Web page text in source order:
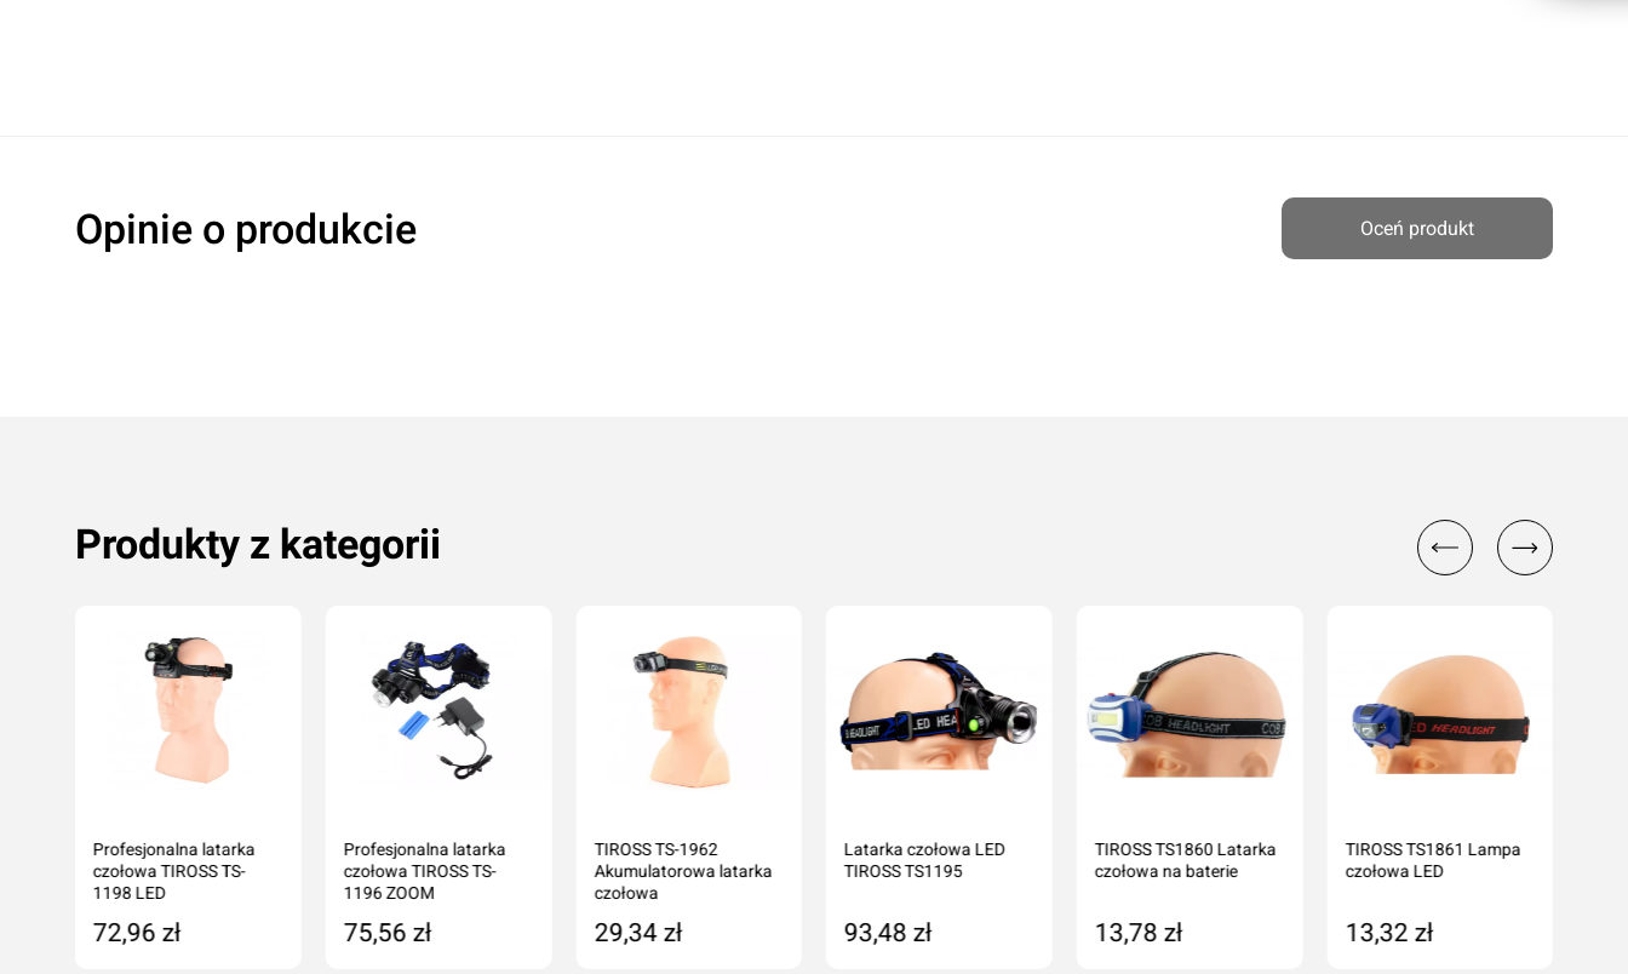
Opinie o produkcie Oceń produkt
Dodaj ocenę
Produkty z kategorii
Profesjonalna latarka
czołowa TIROSS TS-
1198 LED
72,96 zł
Profesjonalna latarka
czołowa TIROSS TS-
1196 ZOOM
75,56 zł
TIROSS TS-1962
Akumulatorowa latarka
czołowa
29,34 zł
Latarka czołowa LED
TIROSS TS1195
93,48 zł
TIROSS TS1860 Latarka
czołowa na baterie
13,78 zł
TIROSS TS1861 Lampa
czołowa LED
13,32 zł